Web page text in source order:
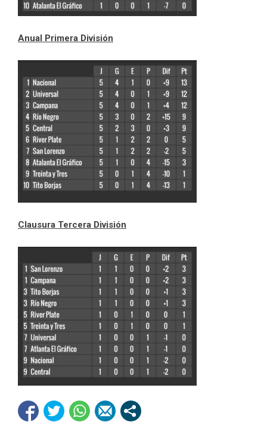
Anual Primera División
Clausura Tercera División